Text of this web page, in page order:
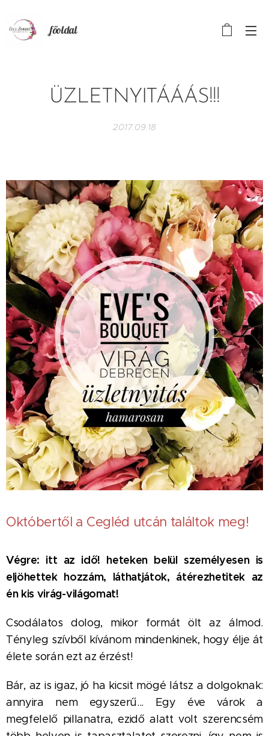
főoldal
ÜZLETNYITÁÁÁS!!!
2017.09.18
Októbertől a Cegléd utcán találtok meg!
Végre: itt az idő! heteken belül személyesen is
eljöhettek hozzám, láthatjátok, átérezhetitek az
én kis virág-világomat!
Csodálatos dolog, mikor formát ölt az álmod.
Tényleg szívből kívánom mindenkinek, hogy élje át
élete során ezt az érzést!
Bár, az is igaz, jó ha kicsit mögé látsz a dolgoknak:
annyira nem egyszerű... Egy éve várok a
megfelelő pillanatra, ezidő alatt volt szerencsém